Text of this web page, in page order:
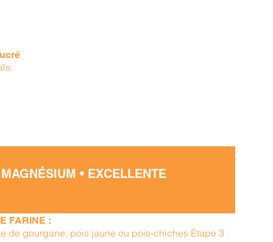
• EXCELLENTE
FARINE :
de gourgane, pois jaune ou pois-chiches Étape 3 :